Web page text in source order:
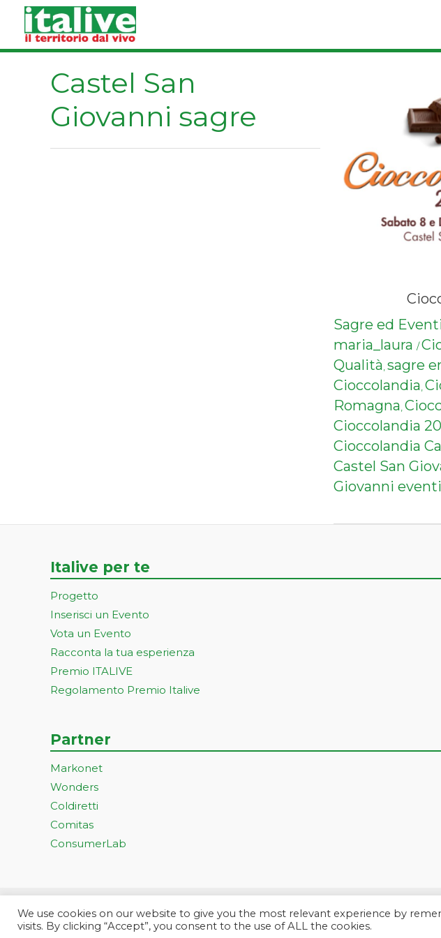
contenuto
Castel San
Giovanni sagre
Sagre ed
maria_laura /
Qualità,sagre
Cioccolandia,
Romagna,
Cioccolandia
Cioccolandia
Castel San
Giovanni eventi
Italive per te
Progetto
Inserisci un Evento
Vota un Evento
Racconta la tua esperienza
Premio ITALIVE
Regolamento Premio Italive
Partner
Markonet
Wonders
Coldiretti
Comitas
ConsumerLab
Progetto ideato e gestito dalla Markonet srl - Piazza
We use cookies on our website to give you the most relevant experience by
visits. By clicking “Accept”, you consent to the use of ALL the cookies.